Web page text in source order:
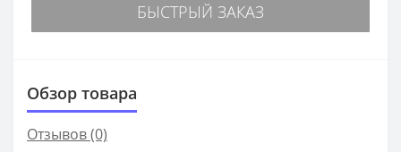
БЫСТРЫЙ ЗАКАЗ
Обзор товара
Отзывов (0)